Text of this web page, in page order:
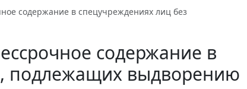
содержание в спецучреждениях лиц без
содержание в
подлежащих выдворению